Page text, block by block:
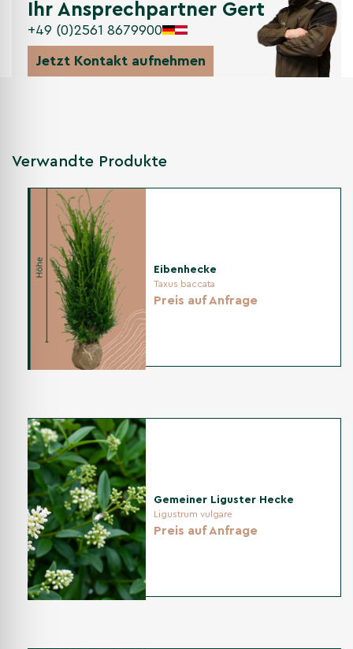
Ihr Ansprechpartner Gert
+49 (0)2561 8679900
Jetzt Kontakt aufnehmen
Verwandte Produkte
Eibenhecke
Taxus baccata
Preis auf Anfrage
Gemeiner Liguster Hecke
Ligustrum vulgare
Preis auf Anfrage